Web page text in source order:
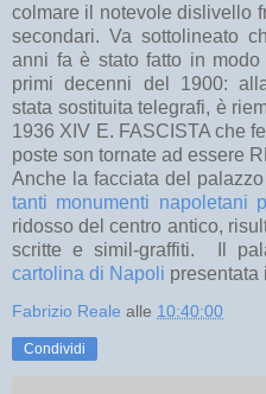
colmare il notevole dislivello
secondari. Va sottolineato
anni fa è stato fatto in
primi decenni del 1900:
stata sostituita telegrafi, è
1936 XIV E. FASCISTA che
poste son tornate ad essere
Anche la facciata del
tanti monumenti napoletani
ridosso del centro antico,
scritte e simil-graffiti. Il
cartolina di Napoli presentata
Fabrizio Reale alle 10:40:00
Condividi